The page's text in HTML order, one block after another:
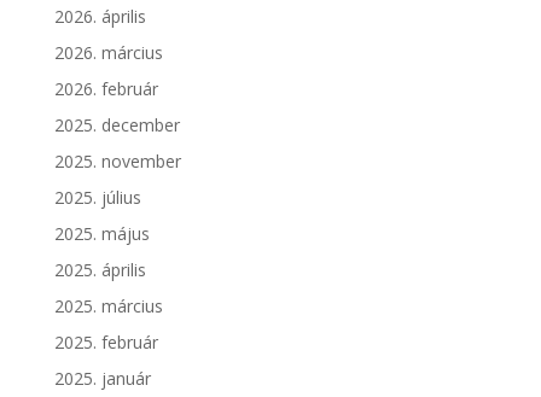
2026. április
2026. március
2026. február
2025. december
2025. november
2025. július
2025. május
2025. április
2025. március
2025. február
2025. január